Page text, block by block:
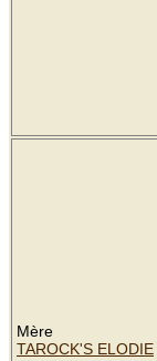
Mère
TAROCK'S ELODIE